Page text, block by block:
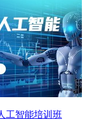
工智能培训班